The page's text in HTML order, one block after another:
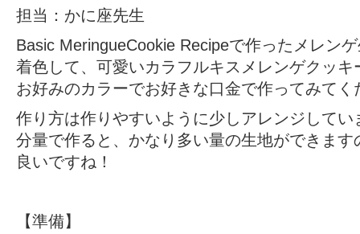
担当：かに座先生
Basic MeringueCookie Recipeで作ったメレン
着色して、可愛いカラフルキスメレンゲクッキ
お好みのカラーでお好きな口金で作ってみてく
作り方は作りやすいように少しアレンジしてい
分量で作ると、かなり多い量の生地ができます
良いですね！
【準備】